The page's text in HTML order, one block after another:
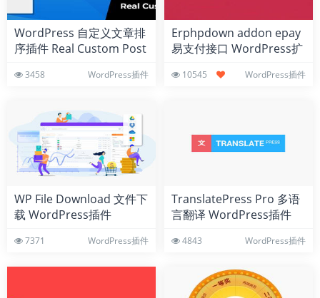
WordPress 自定义文章排
序插件 Real Custom Post
3458 WordPress插件
Erphpdown addon epay
易支付接口 WordPress扩
10545 WordPress插件
WP File Download 文件下
载 WordPress插件
7371 WordPress插件
TranslatePress Pro 多语
言翻译 WordPress插件
4843 WordPress插件